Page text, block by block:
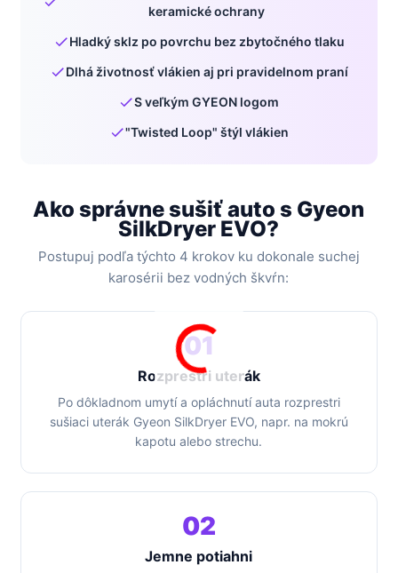
keramické ochrany
Hladký sklz po povrchu bez zbytočného tlaku
Dlhá životnosť vlákien aj pri pravidelnom praní
S veľkým GYEON logom
"Twisted Loop" štýl vlákien
Ako správne sušiť auto s Gyeon
SilkDryer EVO?
Postupuj podľa týchto 4 krokov ku dokonale suchej
karosérii bez vodných škvŕn:
01
Rozprestri uterák
Po dôkladnom umytí a opláchnutí auta rozprestri
sušiaci uterák Gyeon SilkDryer EVO, napr. na mokrú
kapotu alebo strechu.
02
Jemne potiahni